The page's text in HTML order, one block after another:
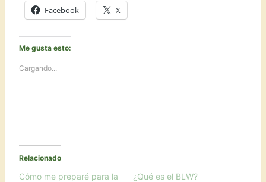
Facebook X
Me gusta esto:
Cargando...
Relacionado
Cómo me preparé para la
¿Qué es el BLW?